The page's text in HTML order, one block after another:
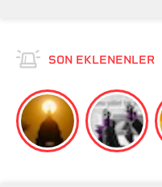
SON EKLENENLER